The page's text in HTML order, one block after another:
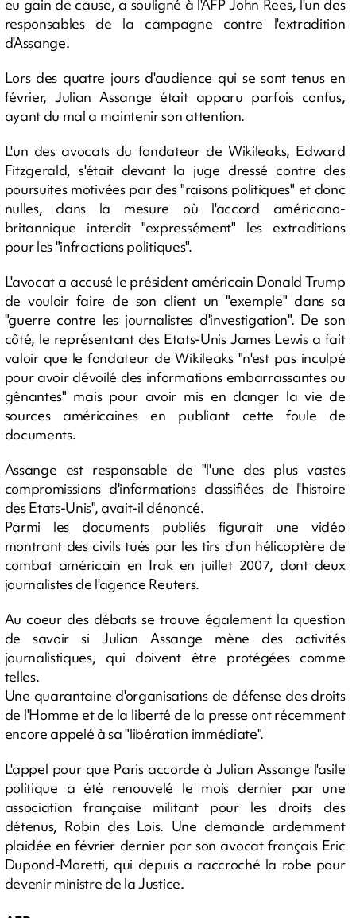
eu gain de cause, a souligné à l'AFP John Rees, l'un des
responsables de la campagne contre l'extradition
d'Assange.
Lors des quatre jours d'audience qui se sont tenus en
février, Julian Assange était apparu parfois confus,
ayant du mal a maintenir son attention.
L'un des avocats du fondateur de Wikileaks, Edward
Fitzgerald, s'était devant la juge dressé contre des
poursuites motivées par des "raisons politiques" et donc
nulles, dans la mesure où l'accord américano-
britannique interdit "expressément" les extraditions
pour les "infractions politiques".
L'avocat a accusé le président américain Donald Trump
de vouloir faire de son client un "exemple" dans sa
"guerre contre les journalistes d'investigation". De son
côté, le représentant des Etats-Unis James Lewis a fait
valoir que le fondateur de Wikileaks "n'est pas inculpé
pour avoir dévoilé des informations embarrassantes ou
gênantes" mais pour avoir mis en danger la vie de
sources américaines en publiant cette foule de
documents.
Assange est responsable de "l'une des plus vastes
compromissions d'informations classifiées de l'histoire
des Etats-Unis", avait-il dénoncé.
Parmi les documents publiés figurait une vidéo
montrant des civils tués par les tirs d'un hélicoptère de
combat américain en Irak en juillet 2007, dont deux
journalistes de l'agence Reuters.
Au coeur des débats se trouve également la question
de savoir si Julian Assange mène des activités
journalistiques, qui doivent être protégées comme
telles.
Une quarantaine d'organisations de défense des droits
de l'Homme et de la liberté de la presse ont récemment
encore appelé à sa "libération immédiate".
L'appel pour que Paris accorde à Julian Assange l'asile
politique a été renouvelé le mois dernier par une
association française militant pour les droits des
détenus, Robin des Lois. Une demande ardemment
plaidée en février dernier par son avocat français Eric
Dupond-Moretti, qui depuis a raccroché la robe pour
devenir ministre de la Justice.